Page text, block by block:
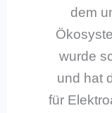
dem
wurde
und hat
für